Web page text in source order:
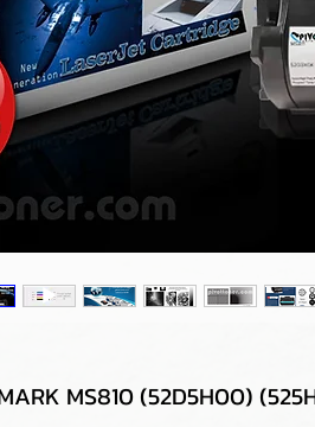
MS810 (52D5H00)